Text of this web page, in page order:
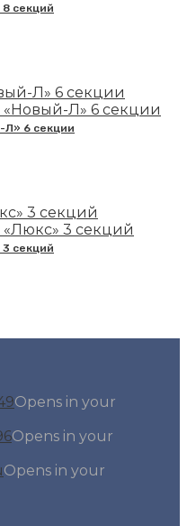
секций
6 секции
секций
Opens in your
Opens in your
Opens in your